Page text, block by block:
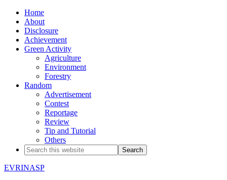
Home
About
Disclosure
Achievement
Green Activity
Agriculture
Environment
Forestry
Random
Advertisement
Contest
Reportage
Review
Tip and Tutorial
Others
EVRINASP